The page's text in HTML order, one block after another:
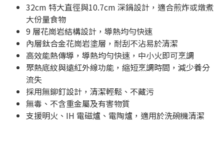
32cm 特大直徑與10.7cm 深鍋設計，適合煎炸或燉煮
大份量食物
9 層花崗岩結構設計，導熱均勻快速
內層鈦合金花崗岩塗層，耐刮不沾易於清潔
高效能熱傳導，導熱均勻快速，中小火即可烹調
聚熱底紋與遠紅外線功能，縮短烹調時間，減少養分
流失
採用無鉚釘設計，清潔輕鬆、不藏污
無毒、不含重金屬及有害物質
支援明火、IH 電磁爐、電陶爐，適用於洗碗機清潔